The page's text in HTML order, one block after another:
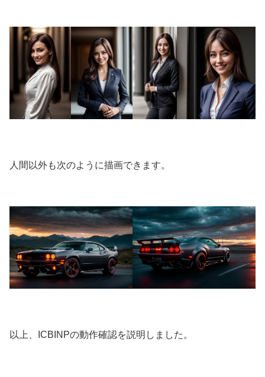
人間以外も次のように描画できます。
以上、ICBINPの動作確認を説明しました。